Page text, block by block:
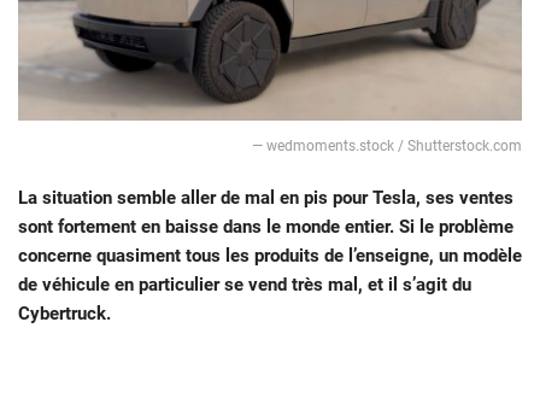
— wedmoments.stock / Shutterstock.com
La situation semble aller de mal en pis pour Tesla, ses ventes
sont fortement en baisse dans le monde entier. Si le problème
concerne quasiment tous les produits de l’enseigne, un modèle
de véhicule en particulier se vend très mal, et il s’agit du
Cybertruck.